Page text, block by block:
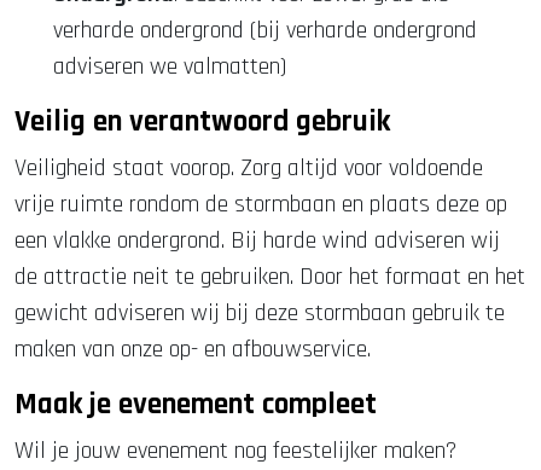
verharde ondergrond (bij verharde ondergrond
adviseren we valmatten)
Veilig en verantwoord gebruik
Veiligheid staat voorop. Zorg altijd voor voldoende
vrije ruimte rondom de stormbaan en plaats deze op
een vlakke ondergrond. Bij harde wind adviseren wij
de attractie neit te gebruiken. Door het formaat en het
gewicht adviseren wij bij deze stormbaan gebruik te
maken van onze op- en afbouwservice.
Maak je evenement compleet
Wil je jouw evenement nog feestelijker maken?